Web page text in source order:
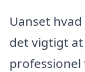
Uanset
det vigtigt
professionel